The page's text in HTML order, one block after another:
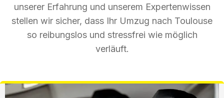
unserer Erfahrung und unserem Expertenwissen
stellen wir sicher, dass Ihr Umzug nach Toulouse
so reibungslos und stressfrei wie möglich
verläuft.